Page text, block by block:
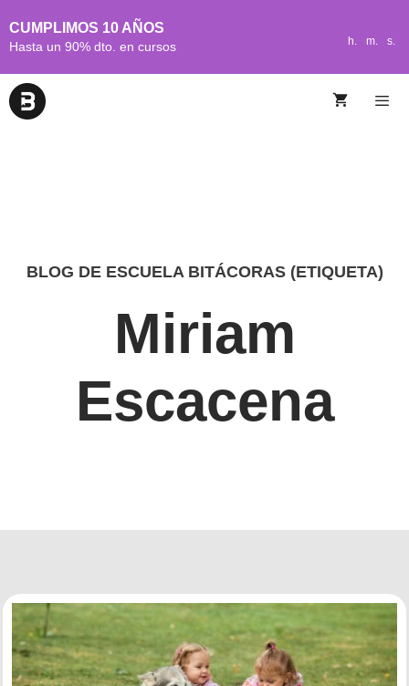
CUMPLIMOS 10 AÑOS
Hasta un 90% dto. en cursos h. m. s.
BLOG DE ESCUELA BITÁCORAS (ETIQUETA)
Miriam
Escacena